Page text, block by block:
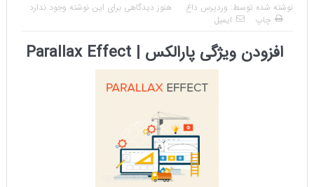
نوشته شده توسط: وردپرس داغ
هنوز دیدگاهی برای این نوشته وجود ندارد
چاپ
ایمیل
افزودن ویژگی پارالکس | Parallax Effect